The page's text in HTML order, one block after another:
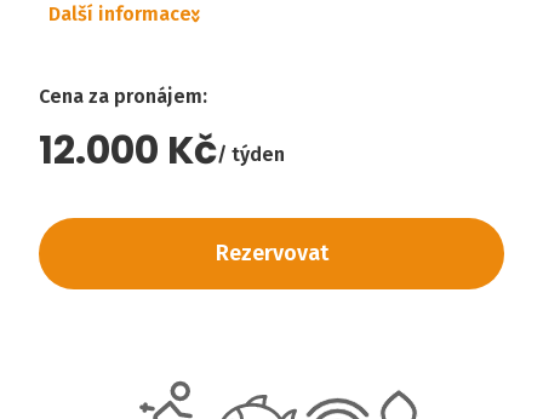
Další informace
Cena za pronájem:
12.000 Kč týden
Rezervovat